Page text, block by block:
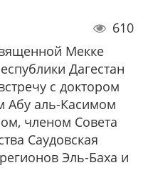
610
Мекке
Дагестан
с доктором
Абу аль-Касимом
членом Совета
Саудовская
Эль-Баха и